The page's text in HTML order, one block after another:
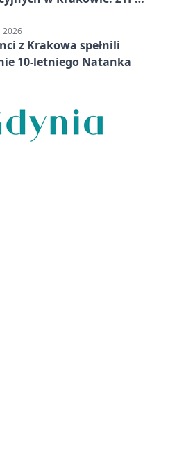
2026
z Krakowa spełnili
10-letniego Natanka